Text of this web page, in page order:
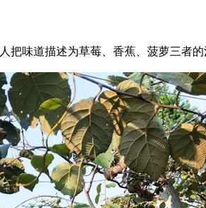
道描述为草莓、香蕉、菠萝三者的